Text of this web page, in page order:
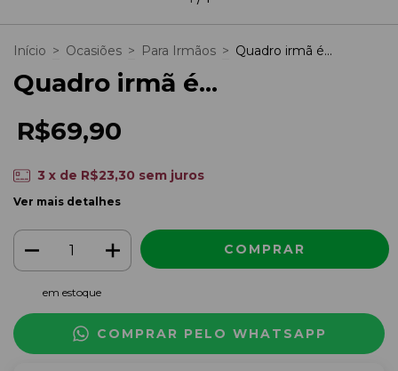
Início > Ocasiões > Para Irmãos > Quadro irmã é...
Quadro irmã é...
R$69,90
3 x de R$23,30 sem juros
Ver mais detalhes
em estoque
COMPRAR PELO WHATSAPP